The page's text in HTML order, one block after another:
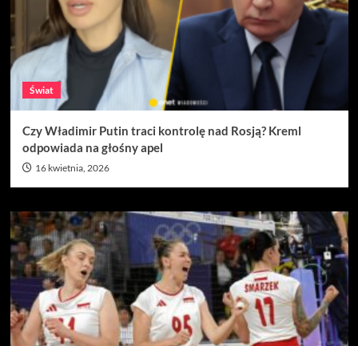
Świat
Czy Władimir Putin traci kontrolę nad Rosją? Kreml
odpowiada na głośny apel
16 kwietnia, 2026